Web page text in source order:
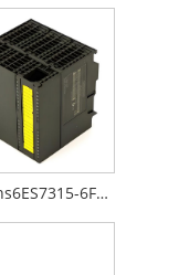
Siemens6ES7315-6FF00-0AB0